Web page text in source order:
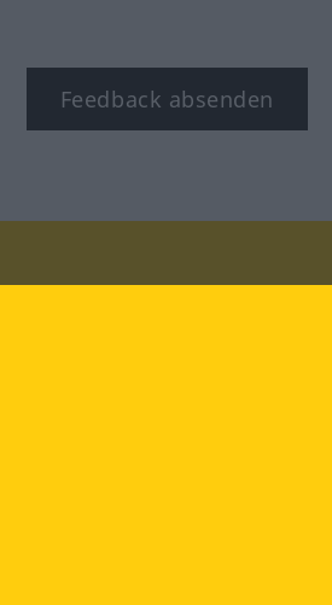
Feedback absenden